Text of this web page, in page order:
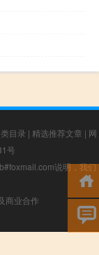
目录 | 精选推荐文章 | 网
号
说明，我们
商业合作